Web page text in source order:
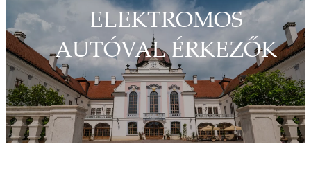
ELEKTROMOS
AUTÓVAL ÉRKEZŐK